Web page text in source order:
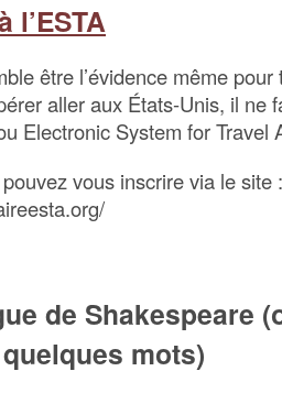
l’ESTA
être l’évidence même
aller aux États-Unis, il ne
Electronic System for Travel
vous inscrire via le site :
de Shakespeare
mots)